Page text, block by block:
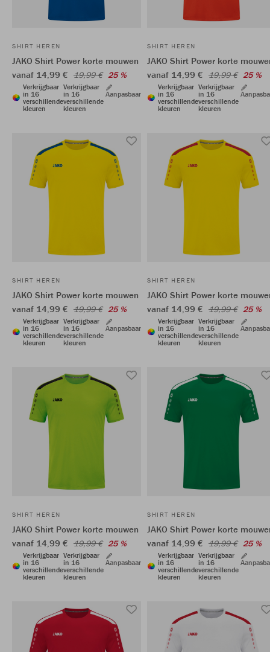
SHIRT HEREN
JAKO Shirt Power korte mouwen
vanaf 14,99 € 19,99 € 25 %
Verkrijgbaar
in 16
verschillende
kleuren
Verkrijgbaar
in 16
verschillende
kleuren
Aanpasbaar
SHIRT HEREN
JAKO Shirt Power korte
vanaf 14,99 € 19,99 € 25 %
Verkrijgbaar
in 16
verschillende
kleuren
Verkrijgbaar
in 16
verschillende
kleuren
SHIRT HEREN
JAKO Shirt Power korte mouwen
vanaf 14,99 € 19,99 € 25 %
Verkrijgbaar
in 16
verschillende
kleuren
Verkrijgbaar
in 16
verschillende
kleuren
Aanpasbaar
SHIRT HEREN
JAKO Shirt Power korte
vanaf 14,99 € 19,99 € 25 %
Verkrijgbaar
in 16
verschillende
kleuren
Verkrijgbaar
in 16
verschillende
kleuren
SHIRT HEREN
JAKO Shirt Power korte mouwen
vanaf 14,99 € 19,99 € 25 %
Verkrijgbaar
in 16
verschillende
kleuren
Verkrijgbaar
in 16
verschillende
kleuren
Aanpasbaar
SHIRT HEREN
JAKO Shirt Power korte
vanaf 14,99 € 19,99 € 25 %
Verkrijgbaar
in 16
verschillende
kleuren
Verkrijgbaar
in 16
verschillende
kleuren